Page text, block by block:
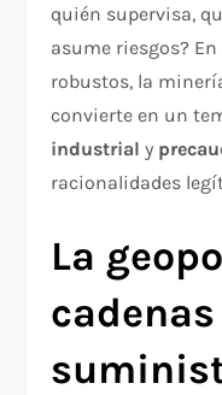
quién supervisa,
asume riesgos?
robustos, la
convierte en un
industrial y
racionalidades
La